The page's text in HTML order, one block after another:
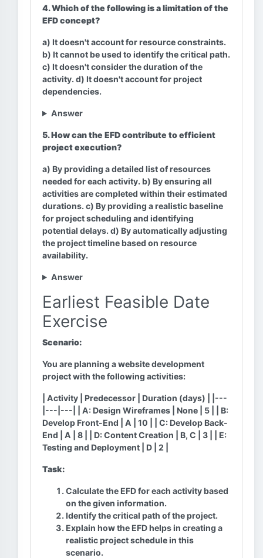
4. Which of the following is a limitation of the
EFD concept?
a) It doesn't account for resource constraints.
b) It cannot be used to identify the critical path.
c) It doesn't consider the duration of the
activity. d) It doesn't account for project
dependencies.
Answer
5. How can the EFD contribute to efficient
project execution?
a) By providing a detailed list of resources
needed for each activity. b) By ensuring all
activities are completed within their estimated
durations. c) By providing a realistic baseline
for project scheduling and identifying
potential delays. d) By automatically adjusting
the project timeline based on resource
availability.
Answer
Earliest Feasible Date
Exercise
Scenario:
You are planning a website development
project with the following activities:
| Activity | Predecessor | Duration (days) | |---
|---|---| | A: Design Wireframes | None | 5 | | B:
Develop Front-End | A | 10 | | C: Develop Back-
End | A | 8 | | D: Content Creation | B, C | 3 | | E:
Testing and Deployment | D | 2 |
Task:
Calculate the EFD for each activity based
on the given information.
Identify the critical path of the project.
Explain how the EFD helps in creating a
realistic project schedule in this
scenario.